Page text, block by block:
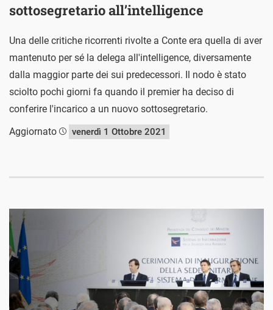
sottosegretario all’intelligence
Una delle critiche ricorrenti rivolte a Conte era quella di aver
mantenuto per sé la delega all'intelligence, diversamente
dalla maggior parte dei sui predecessori. Il nodo è stato
sciolto pochi giorni fa quando il premier ha deciso di
conferire l'incarico a un nuovo sottosegretario.
Aggiornato
venerdì 1 Ottobre 2021